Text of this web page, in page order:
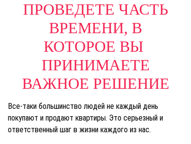
ПРОВЕДЕТЕ ЧАСТЬ
ВРЕМЕНИ, В
КОТОРОЕ ВЫ
ПРИНИМАЕТЕ
ВАЖНОЕ РЕШЕНИЕ
Все-таки большинство людей не каждый день
покупают и продают квартиры. Это серьезный и
ответственный шаг в жизни каждого из нас.